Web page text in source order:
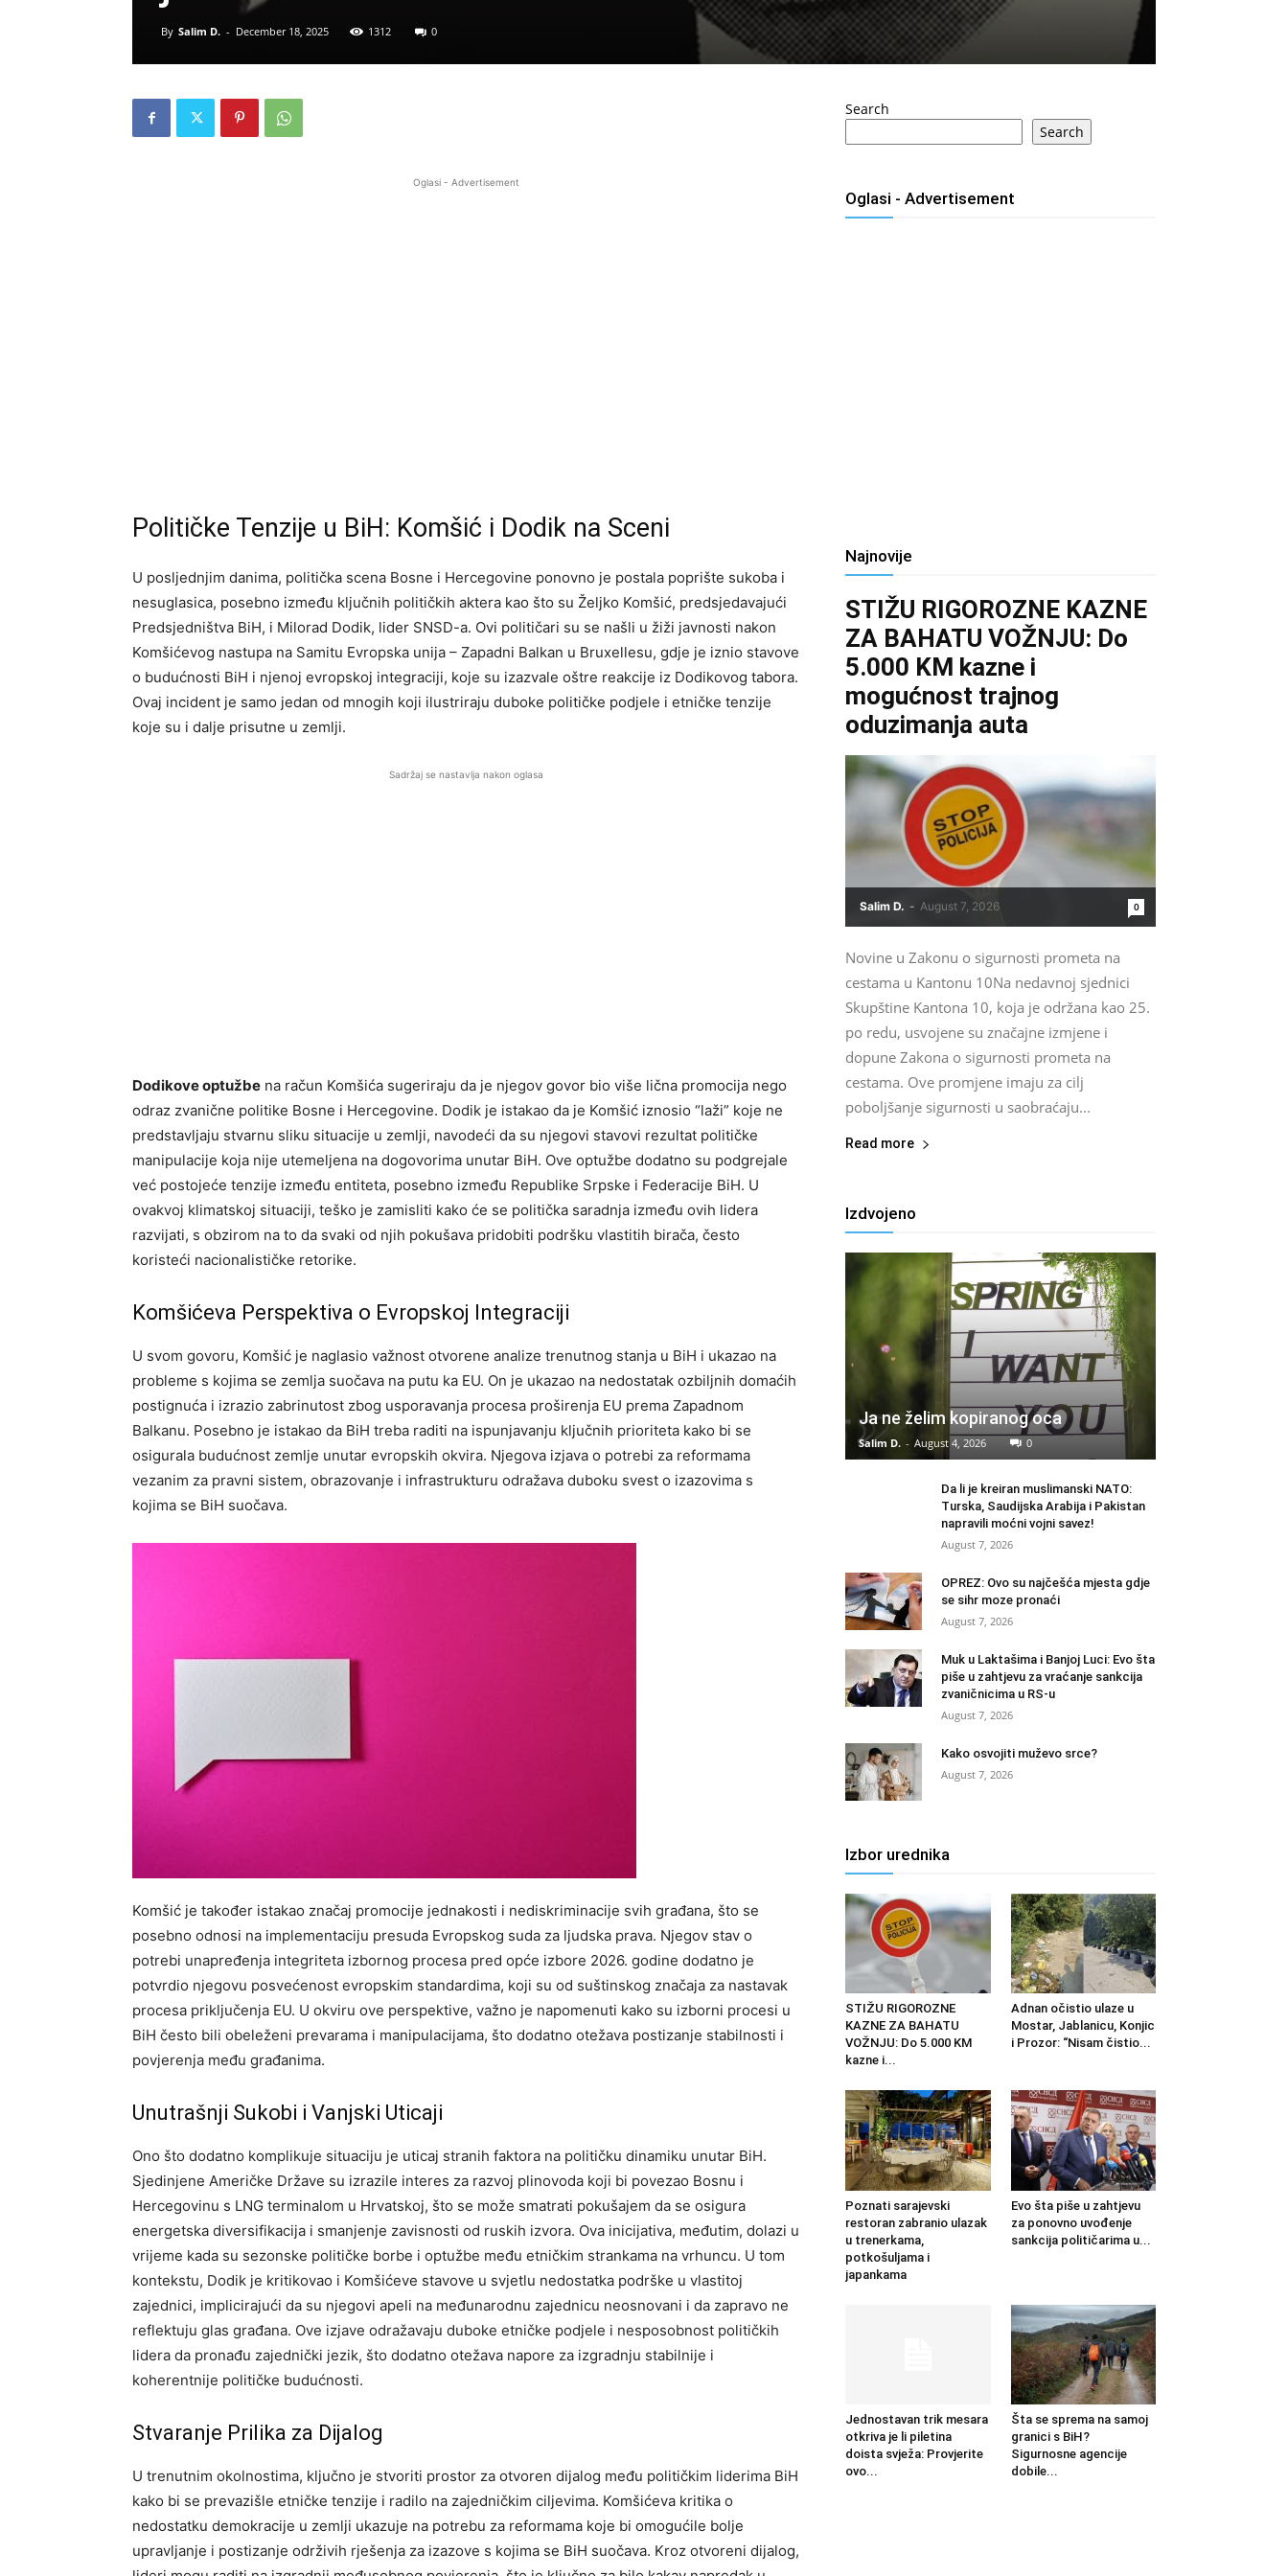
By Salim D. - December 18, 2025 1312 0
Oglasi - Advertisement
Političke Tenzije u BiH: Komšić i Dodik na Sceni
U posljednjim danima, politička scena Bosne i Hercegovine ponovno je postala poprište sukoba i
nesuglasica, posebno između ključnih političkih aktera kao što su Željko Komšić, predsjedavajući
Predsjedništva BiH, i Milorad Dodik, lider SNSD-a. Ovi političari su se našli u žiži javnosti nakon
Komšićevog nastupa na Samitu Evropska unija – Zapadni Balkan u Bruxellesu, gdje je iznio stavove
o budućnosti BiH i njenoj evropskoj integraciji, koje su izazvale oštre reakcije iz Dodikovog tabora.
Ovaj incident je samo jedan od mnogih koji ilustriraju duboke političke podjele i etničke tenzije
koje su i dalje prisutne u zemlji.
Sadržaj se nastavlja nakon oglasa
Dodikove optužbe na račun Komšića sugeriraju da je njegov govor bio više lična promocija nego
odraz zvanične politike Bosne i Hercegovine. Dodik je istakao da je Komšić iznosio “laži” koje ne
predstavljaju stvarnu sliku situacije u zemlji, navodeći da su njegovi stavovi rezultat političke
manipulacije koja nije utemeljena na dogovorima unutar BiH. Ove optužbe dodatno su podgrejale
već postojeće tenzije između entiteta, posebno između Republike Srpske i Federacije BiH. U
ovakvoj klimatskoj situaciji, teško je zamisliti kako će se politička saradnja između ovih lidera
razvijati, s obzirom na to da svaki od njih pokušava pridobiti podršku vlastitih birača, često
koristeći nacionalističke retorike.
Komšićeva Perspektiva o Evropskoj Integraciji
U svom govoru, Komšić je naglasio važnost otvorene analize trenutnog stanja u BiH i ukazao na
probleme s kojima se zemlja suočava na putu ka EU. On je ukazao na nedostatak ozbiljnih domaćih
postignuća i izrazio zabrinutost zbog usporavanja procesa proširenja EU prema Zapadnom
Balkanu. Posebno je istakao da BiH treba raditi na ispunjavanju ključnih prioriteta kako bi se
osigurala budućnost zemlje unutar evropskih okvira. Njegova izjava o potrebi za reformama
vezanim za pravni sistem, obrazovanje i infrastrukturu odražava duboku svest o izazovima s
kojima se BiH suočava.
Komšić je također istakao značaj promocije jednakosti i nediskriminacije svih građana, što se
posebno odnosi na implementaciju presuda Evropskog suda za ljudska prava. Njegov stav o
potrebi unapređenja integriteta izbornog procesa pred opće izbore 2026. godine dodatno je
potvrdio njegovu posvećenost evropskim standardima, koji su od suštinskog značaja za nastavak
procesa priključenja EU. U okviru ove perspektive, važno je napomenuti kako su izborni procesi u
BiH često bili obeleženi prevarama i manipulacijama, što dodatno otežava postizanje stabilnosti i
povjerenja među građanima.
Unutrašnji Sukobi i Vanjski Uticaji
Ono što dodatno komplikuje situaciju je uticaj stranih faktora na političku dinamiku unutar BiH.
Sjedinjene Američke Države su izrazile interes za razvoj plinovoda koji bi povezao Bosnu i
Hercegovinu s LNG terminalom u Hrvatskoj, što se može smatrati pokušajem da se osigura
energetska diversifikacija i smanjenje zavisnosti od ruskih izvora. Ova inicijativa, međutim, dolazi u
vrijeme kada su sezonske političke borbe i optužbe među etničkim strankama na vrhuncu. U tom
kontekstu, Dodik je kritikovao i Komšićeve stavove u svjetlu nedostatka podrške u vlastitoj
zajednici, implicirajući da su njegovi apeli na međunarodnu zajednicu neosnovani i da zapravo ne
reflektuju glas građana. Ove izjave odražavaju duboke etničke podjele i nesposobnost političkih
lidera da pronađu zajednički jezik, što dodatno otežava napore za izgradnju stabilnije i
koherentnije političke budućnosti.
Stvaranje Prilika za Dijalog
U trenutnim okolnostima, ključno je stvoriti prostor za otvoren dijalog među političkim liderima BiH
kako bi se prevazišle etničke tenzije i radilo na zajedničkim ciljevima. Komšićeva kritika o
nedostatku demokracije u zemlji ukazuje na potrebu za reformama koje bi omogućile bolje
upravljanje i postizanje održivih rješenja za izazove s kojima se BiH suočava. Kroz otvoreni dijalog,
Search
Search
Oglasi - Advertisement
Najnovije
STIŽU RIGOROZNE KAZNE
ZA BAHATU VOŽNJU: Do
5.000 KM kazne i
mogućnost trajnog
oduzimanja auta
Salim D. - August 7, 2026 0
Novine u Zakonu o sigurnosti prometa na
cestama u Kantonu 10Na nedavnoj sjednici
Skupštine Kantona 10, koja je održana kao 25.
po redu, usvojene su značajne izmjene i
dopune Zakona o sigurnosti prometa na
cestama. Ove promjene imaju za cilj
poboljšanje sigurnosti u saobraćaju...
Read more
Izdvojeno
Ja ne želim kopiranog oca
Salim D. - August 4, 2026 0
Da li je kreiran muslimanski NATO:
Turska, Saudijska Arabija i Pakistan
napravili moćni vojni savez!
August 7, 2026
OPREZ: Ovo su najčešća mjesta gdje
se sihr moze pronaći
August 7, 2026
Muk u Laktašima i Banjoj Luci: Evo šta
piše u zahtjevu za vraćanje sankcija
zvaničnicima u RS-u
August 7, 2026
Kako osvojiti muževo srce?
August 7, 2026
Izbor urednika
STIŽU RIGOROZNE
KAZNE ZA BAHATU
VOŽNJU: Do 5.000 KM
kazne i...
Adnan očistio ulaze u
Mostar, Jablanicu, Konjic
i Prozor: “Nisam čistio...
Poznati sarajevski
restoran zabranio ulazak
u trenerkama,
potkošuljama i
japankama
Evo šta piše u zahtjevu
za ponovno uvođenje
sankcija političarima u...
Jednostavan trik mesara
otkriva je li piletina
doista svježa: Provjerite
ovo...
Šta se sprema na samoj
granici s BiH?
Sigurnosne agencije
dobile...